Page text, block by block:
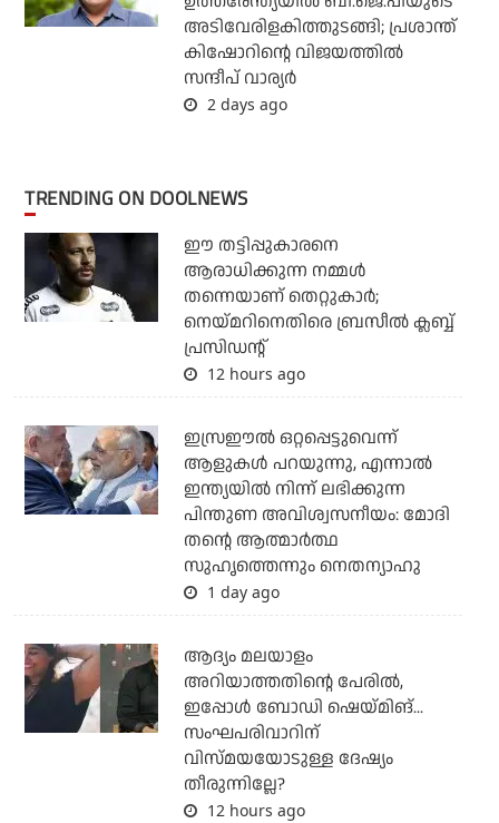
അടിവേരിളകിത്തുടങ്ങി; പ്രശാന്ത്
കിഷോറിന്റെ വിജയത്തില്‍
സന്ദീപ് വാര്യര്‍
2 days ago
TRENDING ON DOOLNEWS
ഈ തട്ടിപ്പുകാരനെ
ആരാധിക്കുന്ന നമ്മള്‍
തന്നെയാണ് തെറ്റുകാര്‍;
നെയ്മറിനെതിരെ ബ്രസീല്‍ ക്ലബ്ബ്
പ്രസിഡന്റ്
12 hours ago
ഇസ്രഈല്‍ ഒറ്റപ്പെട്ടുവെന്ന്
ആളുകള്‍ പറയുന്നു, എന്നാല്‍
ഇന്ത്യയില്‍ നിന്ന് ലഭിക്കുന്ന
പിന്തുണ അവിശ്വസനീയം: മോദി
തന്റെ ആത്മാര്‍ത്ഥ
സുഹൃത്തെന്നും നെതന്യാഹു
1 day ago
ആദ്യം മലയാളം
അറിയാത്തതിന്റെ പേരില്‍,
ഇപ്പോള്‍ ബോഡി ഷെയ്മിങ്...
സംഘപരിവാറിന്
വിസ്മയയോടുള്ള ദേഷ്യം
തീരുന്നില്ലേ?
12 hours ago